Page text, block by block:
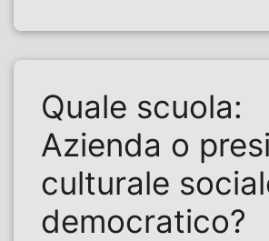
Quale scuola:
Azienda o
culturale
democratico?